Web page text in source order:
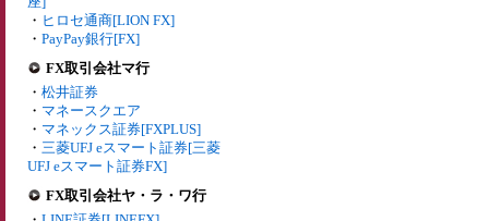
・ ヒロセ通商[LION FX]
・ PayPay銀行[FX]
FX取引会社マ行
・ 松井証券
・ マネースクエア
・ マネックス証券[FXPLUS]
・ 三菱UFJ eスマート証券[三菱
UFJ eスマート証券FX]
FX取引会社ヤ・ラ・ワ行